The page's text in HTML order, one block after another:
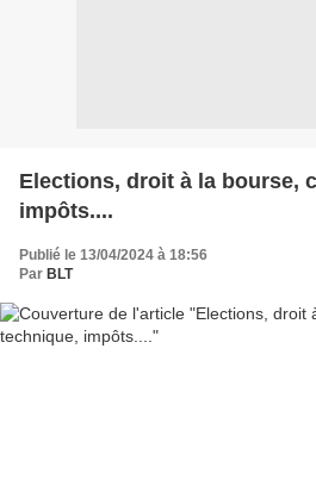
Elections, droit à la bourse,
impôts....
Publié le 13/04/2024 à 18:56
Par BLT